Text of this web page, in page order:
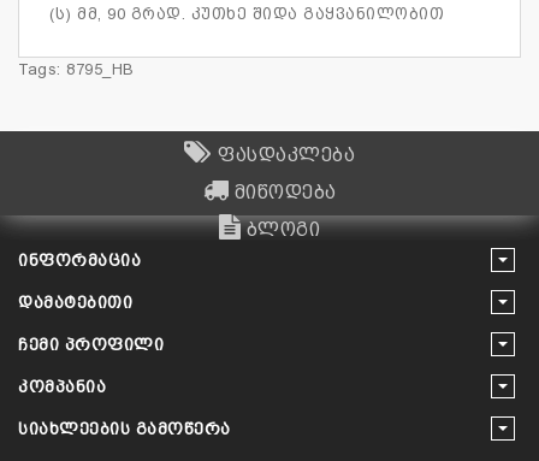
(ს) მმ, 90 გრად. კუთხე შიდა გაყვანილობით
Tags: 8795_HB
ფასდაკლება
მიწოდება
ბლოგი
ᲘᲜᲤᲝᲠᲛᲐᲪᲘᲐ
ᲓᲐᲛᲐᲢᲔᲑᲘᲗᲘ
ᲩᲔᲛᲘ ᲞᲠᲝᲤᲘᲚᲘ
ᲙᲝᲛᲞᲐᲜᲘᲐ
ᲡᲘᲐᲮᲚᲔᲔᲑᲘᲡ ᲒᲐᲛᲝᲬᲔᲠᲐ